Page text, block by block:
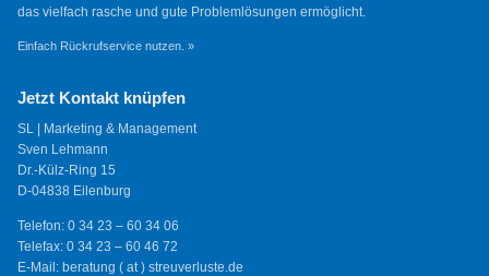
das vielfach rasche und gute Problemlösungen ermöglicht.
Einfach Rückrufservice nutzen. »
Jetzt Kontakt knüpfen
SL | Marketing & Management
Sven Lehmann
Dr.-Külz-Ring 15
D-04838 Eilenburg
Telefon: 0 34 23 – 60 34 06
Telefax: 0 34 23 – 60 46 72
E-Mail: beratung ( at ) streuverluste.de